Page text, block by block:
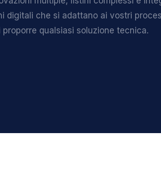
digitali che si adattano ai vostri
qualsiasi soluzione tecnica.